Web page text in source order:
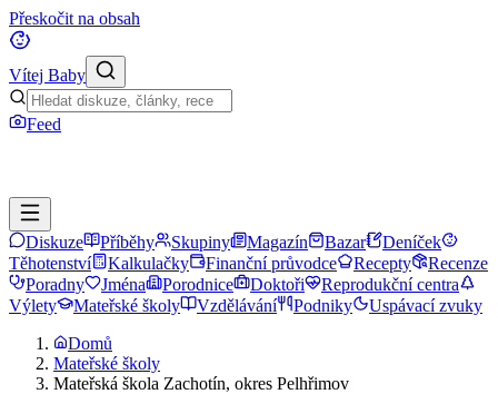
Přeskočit na obsah
Vítej Baby
Feed
Diskuze Příběhy Skupiny Magazín Bazar
Deníček
Těhotenství
Kalkulačky Finanční průvodce Recepty
Recenze
Poradny
Jména Porodnice Doktoři
Reprodukční centra
Výlety
Mateřské školy Vzdělávání Podniky
Uspávací zvuky
Domů
Mateřské školy
Mateřská škola Zachotín, okres Pelhřimov